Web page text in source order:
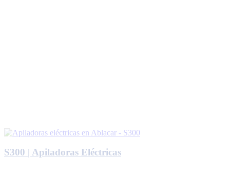
S300 | Apiladoras Eléctricas